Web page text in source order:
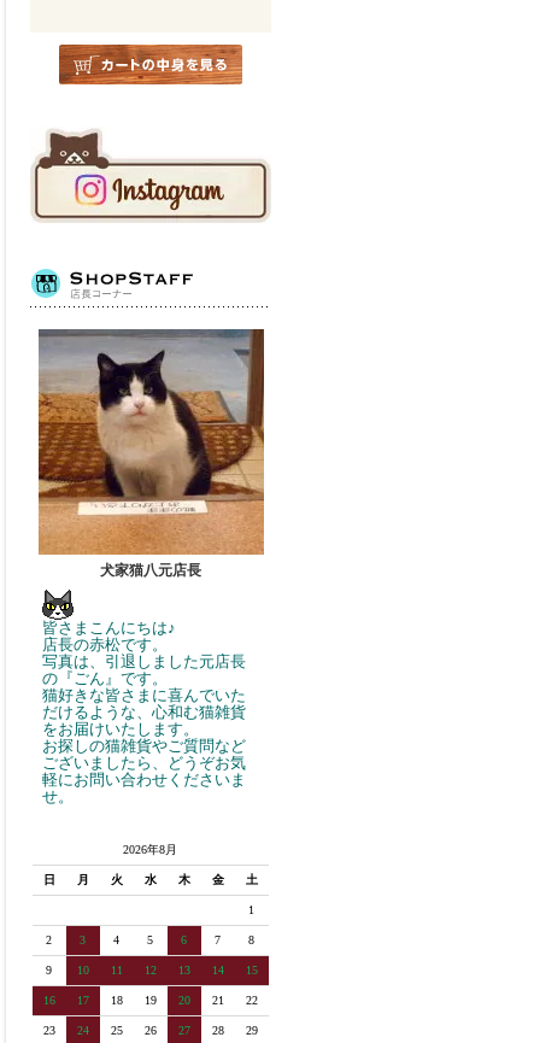
犬家猫八元店長
皆さまこんにちは♪
店長の赤松です。
写真は、引退しました元店長
の『ごん』です。
猫好きな皆さまに喜んでいた
だけるような、心和む猫雑貨
をお届けいたします。
お探しの猫雑貨やご質問など
ございましたら、どうぞお気
軽にお問い合わせくださいま
せ。
2026年8月
日 月 火 水 木 金 土
1
2 3 4 5 6 7 8
9 10 11 12 13 14 15
16 17 18 19 20 21 22
23 24 25 26 27 28 29